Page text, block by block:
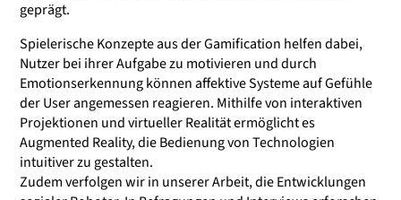
geprägt.
Spielerische Konzepte aus der Gamification helfen dabei,
Nutzer bei ihrer Aufgabe zu motivieren und durch
Emotionserkennung können affektive Systeme auf Gefühle
der User angemessen reagieren. Mithilfe von interaktiven
Projektionen und virtueller Realität ermöglicht es
Augmented Reality, die Bedienung von Technologien
intuitiver zu gestalten.
Zudem verfolgen wir in unserer Arbeit, die Entwicklungen